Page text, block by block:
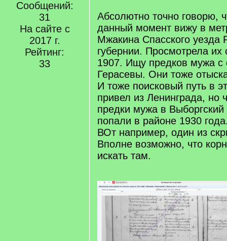
Сообщений:
31
На сайте с
2017 г.
Рейтинг:
33
Абсолютно точно говорю,
данный момент вижу в
Мжакина Спасского уезда
губернии. Просмотрела их
1907. Ищу предков мужа
Герасевы. Они тоже
И тоже поисковый путь в
привел из Ленинграда, но
предки мужа в
попали в районе 1930
ВОт например, один из
Вполне возможно, что
искать там.